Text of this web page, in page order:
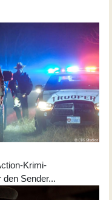
Krimi-
den Sender...